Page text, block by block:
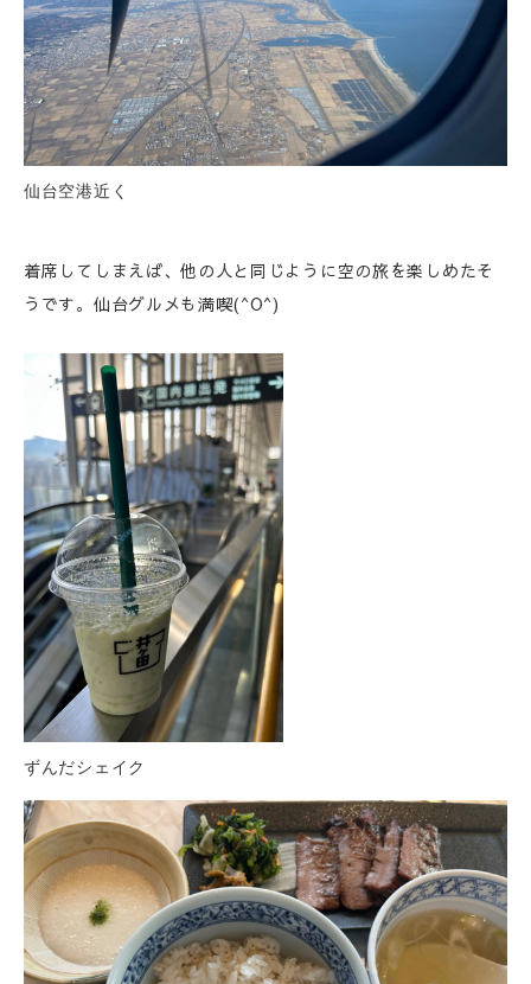
仙台空港近く
着席してしまえば、他の人と同じように空の旅を楽しめたそ
うです。仙台グルメも満喫(^O^)
ずんだシェイク